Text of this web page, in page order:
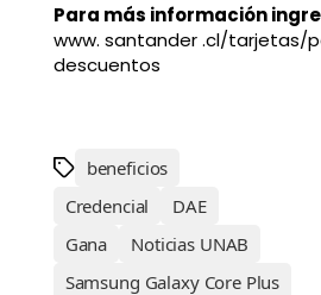
Para más información
www. santander .cl/tarjetas/
descuentos
beneficios
Credencial
DAE
Gana
Noticias UNAB
Samsung Galaxy Core Plus